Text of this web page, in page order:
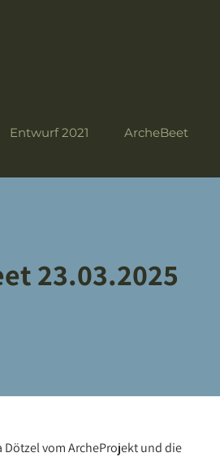
Entwurf 2021 ArcheBeet
23.03.2025
Dötzel vom ArcheProjekt und die